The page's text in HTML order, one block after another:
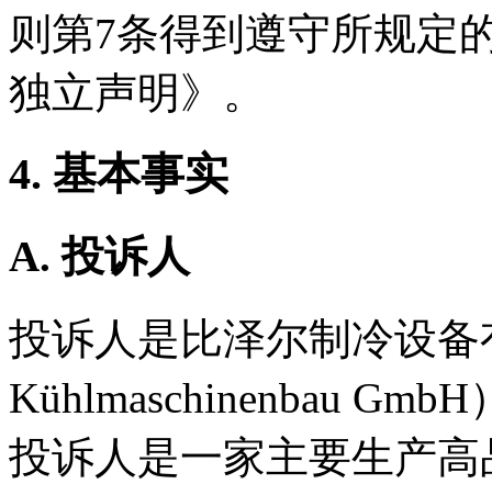
则第7条得到遵守所规定
独立声明》。
4. 基本事实
A. 投诉人
投诉人是比泽尔制冷设
Kühlmaschinenbau
投诉人是一家主要生产